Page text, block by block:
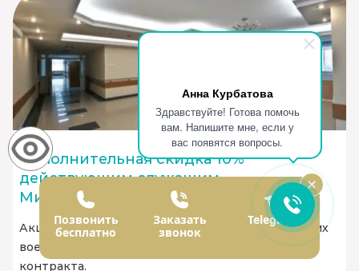
Анна Курбатова
Здравствуйте! Готова помочь
вам. Напишите мне, если у
вас появятся вопросы.
Дополнительная скидка 10%
действующим служащим
Министерства обороны
Акция распространяется только на действующих
военных МО РФ при наличии действующего
контракта.
Позвонить
бесплатно
Заказать
звонок
Telegram